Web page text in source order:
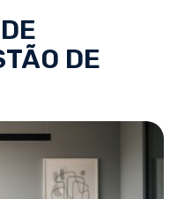
DE